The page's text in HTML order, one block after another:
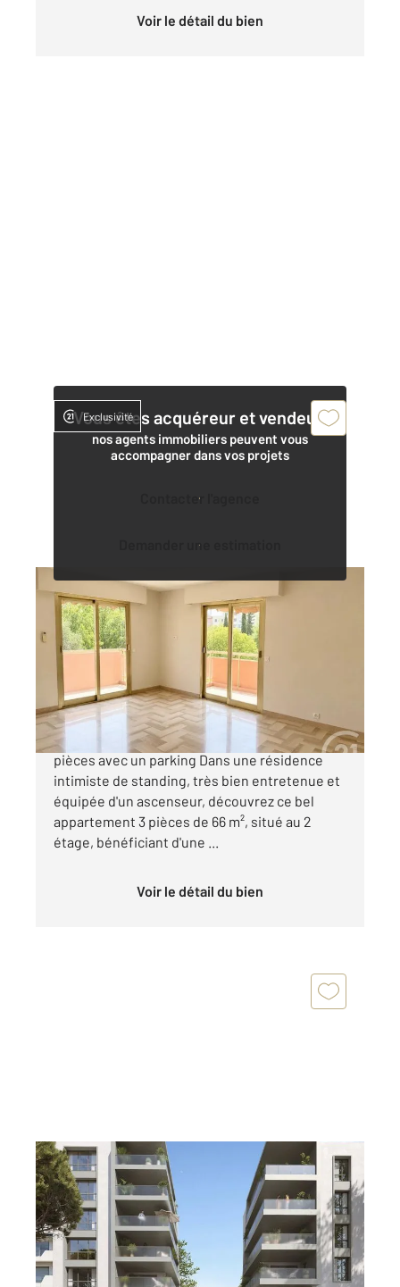
Voir le détail du bien
Vous êtes acquéreur et vendeur,
nos agents immobiliers peuvent vous
accompagner dans vos projets
Contacter l'agence
Demander une estimation
Exclusivité
CANNES 06
65,70 m2, 3 pièces
Ref : 243
Appartement F3 à vendre
319 000 €
CANNES Quartier des Anglais - Appartement 3
pièces avec un parking Dans une résidence
intimiste de standing, très bien entretenue et
équipée d'un ascenseur, découvrez ce bel
appartement 3 pièces de 66 m², situé au 2
étage, bénéficiant d'une ...
Voir le détail du bien
JUAN LES PINS 06
25,08 m
, 1 pièce
Ref : 139
Appartement F1 à vendre
275 000 €